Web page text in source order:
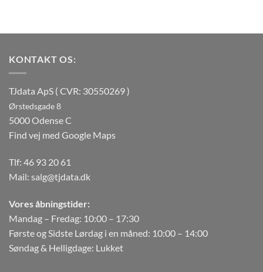
KONTAKT OS:
TJdata ApS ( CVR: 30550269 )
Ørstedsgade 8
5000 Odense C
Find vej med Google Maps
Tlf: 46 93 20 61
Mail: salg@tjdata.dk
Vores åbningstider:
Mandag – Fredag: 10:00 – 17:30
Første og Sidste Lørdag i en måned: 10:00 – 14:00
Søndag & Helligdage: Lukket